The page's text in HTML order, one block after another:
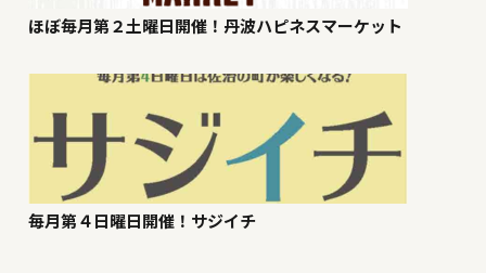
ほぼ毎月第２土曜日開催！丹波ハピネスマーケット
毎月第４日曜日開催！サジイチ